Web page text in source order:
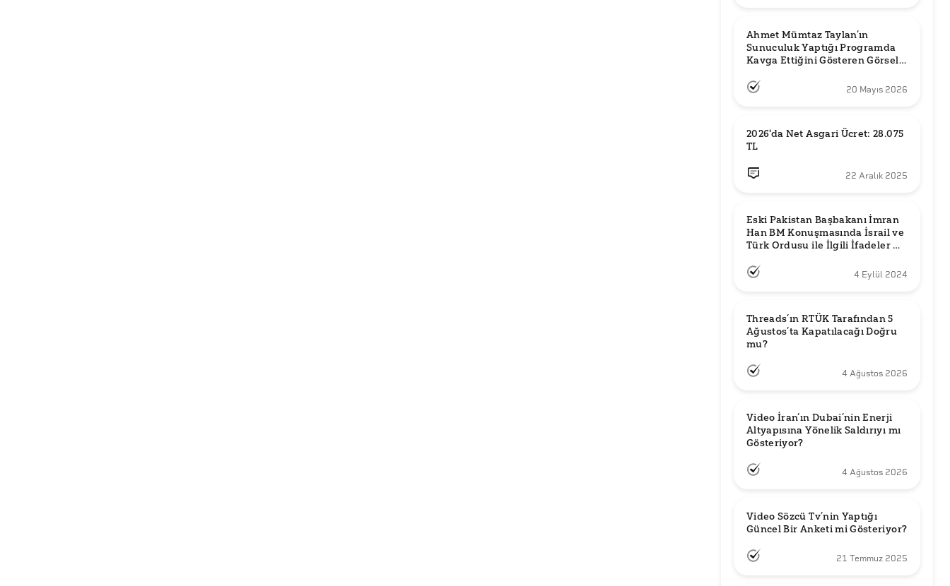
Ahmet Mümtaz Taylan’ın
Sunuculuk Yaptığı Programda
Kavga Ettiğini Gösteren Görsel
20 Mayıs 2026
2026'da Net Asgari Ücret: 28.075
TL
22 Aralık 2025
Eski Pakistan Başbakanı İmran
Han BM Konuşmasında İsrail ve
Türk Ordusu ile İlgili İfadeler mi
4 Eylül 2024
Threads’ın RTÜK Tarafından 5
Ağustos’ta Kapatılacağı Doğru
mu?
4 Ağustos 2026
Video İran’ın Dubai’nin Enerji
Altyapısına Yönelik Saldırıyı mı
Gösteriyor?
4 Ağustos 2026
Video Sözcü Tv’nin Yaptığı
Güncel Bir Anketi mi Gösteriyor?
21 Temmuz 2025